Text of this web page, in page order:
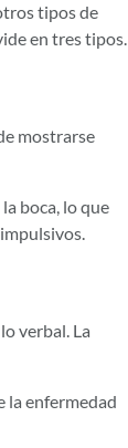
tipos de
en tres tipos.
mostrarse
boca, lo que
verbal. La
la enfermedad